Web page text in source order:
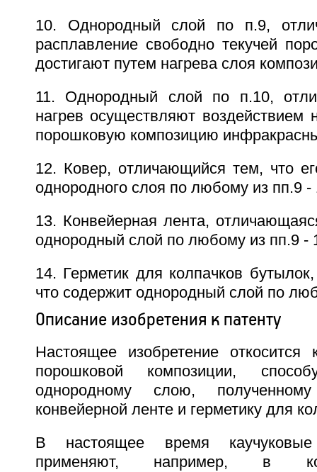
10. Однородный слой по п.9,
расплавление свободно текучей
достигают путем нагрева слоя
11. Однородный слой по п.10,
нагрев осуществляют воздействием
порошковую композицию
12. Ковер, отличающийся тем, что
однородного слоя по любому из пп.9 -
13. Конвейерная лента,
однородный слой по любому из пп.9 -
14. Герметик для колпачков
что содержит однородный слой по
Описание изобретения к патенту
Настоящее изобретение откосится
порошковой композиции,
однородному слою,
конвейерной ленте и герметику для
В настоящее время
применяют, например, в